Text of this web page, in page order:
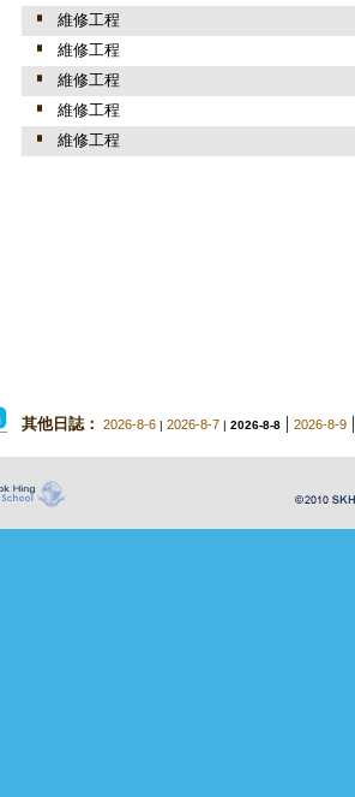
維修工程
維修工程
維修工程
維修工程
維修工程
其他日誌： 2026-8-6 | 2026-8-7 | 2026-8-8 | 2026-8-9